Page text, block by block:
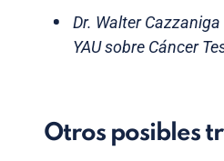
Dr. Walter
YAU sobre Cáncer
Otros posibles